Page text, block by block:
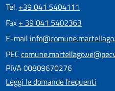
Tel. +39 041 5404111
Fax + 39 041 5402363
E-mail
PEC
PIVA 00809670276
Leggi le domande frequenti